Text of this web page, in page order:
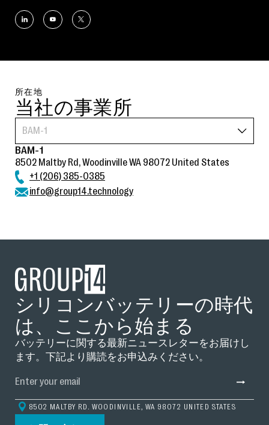
所在地
当社の事業所
BAM-1
BAM-1
BAM-2
BAM-3
BAM-1
8502 Maltby Rd, Woodinville WA 98072 United States
+1 (206) 385-0385
info@group14.technology
シリコンバッテリーの時代
は、ここから始まる
バッテリーに関する最新ニュースレターをお届けし
ます。下記より購読をお申込みください。
8502 MALTBY RD. WOODINVILLE, WA 98072 UNITED STATES